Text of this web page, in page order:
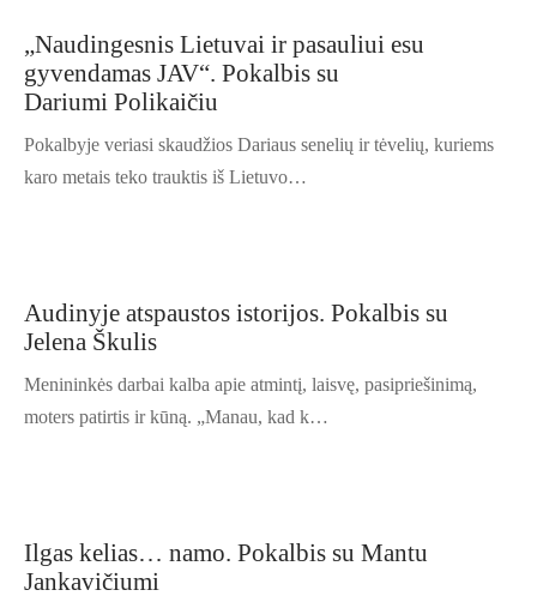
„Naudingesnis Lietuvai ir pasauliui esu
gyvendamas JAV“. Pokalbis su
Dariumi Polikaičiu
Pokalbyje veriasi skaudžios Dariaus senelių ir tėvelių, kuriems
karo metais teko trauktis iš Lietuvo…
Audinyje atspaustos istorijos. Pokalbis su
Jelena Škulis
Menininkės darbai kalba apie atmintį, laisvę, pasipriešinimą,
moters patirtis ir kūną. „Manau, kad k…
Ilgas kelias… namo. Pokalbis su Mantu
Jankavičiumi